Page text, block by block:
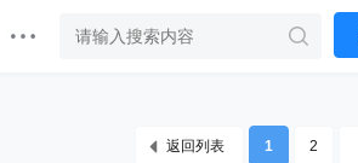
1 2
返回列表